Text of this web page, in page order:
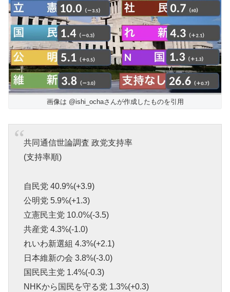
画像は @ishi_ochaさんが作成したものを引用
共同通信世論調査 政党支持率
(支持率順)
自民党 40.9%(+3.9)
公明党 5.9%(+1.3)
立憲民主党 10.0%(-3.5)
共産党 4.3%(-1.0)
れいわ新選組 4.3%(+2.1)
日本維新の会 3.8%(-3.0)
国民民主党 1.4%(-0.3)
NHKから国民を守る党 1.3%(+0.3)